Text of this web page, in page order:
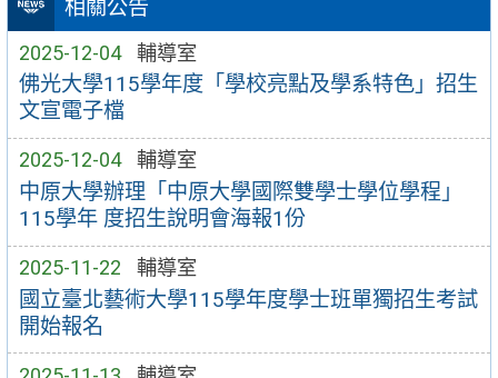
相關公告
2025-12-04 輔導室
佛光大學115學年度「學校亮點及學系特色」招生
文宣電子檔
2025-12-04 輔導室
中原大學辦理「中原大學國際雙學士學位學程」
115學年 度招生說明會海報1份
2025-11-22 輔導室
國立臺北藝術大學115學年度學士班單獨招生考試
開始報名